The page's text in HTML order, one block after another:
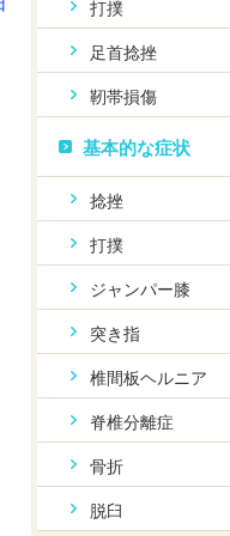
打撲
足首捻挫
靭帯損傷
基本的な症状
捻挫
打撲
ジャンパー膝
突き指
椎間板ヘルニア
脊椎分離症
骨折
脱臼